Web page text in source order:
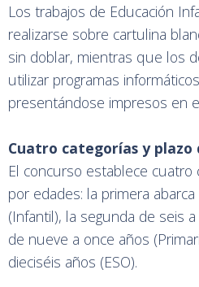
Los trabajos de Educación
realizarse sobre cartulina
sin doblar, mientras que los
utilizar programas
presentándose impresos en
Cuatro categorías y plazo
El concurso establece cuatro
por edades: la primera
(Infantil), la segunda de seis
de nueve a once años
dieciséis años (ESO).